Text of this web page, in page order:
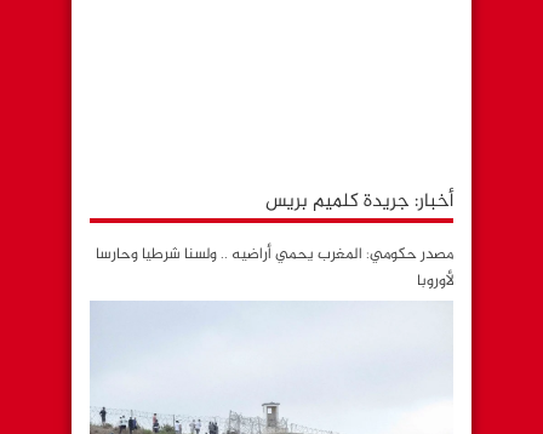
أخبار: جريدة كلميم بريس
مصدر حكومي: المغرب يحمي أراضيه .. ولسنا شرطيا وحارسا
لأوروبا